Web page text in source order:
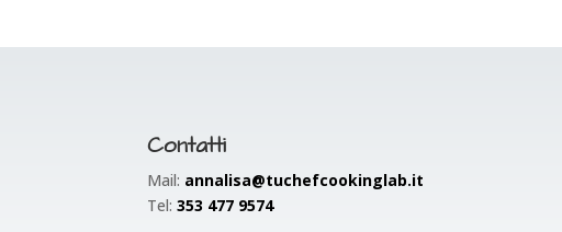
Contatti
Mail: annalisa@tuchefcookinglab.it
Tel:353 477 9574